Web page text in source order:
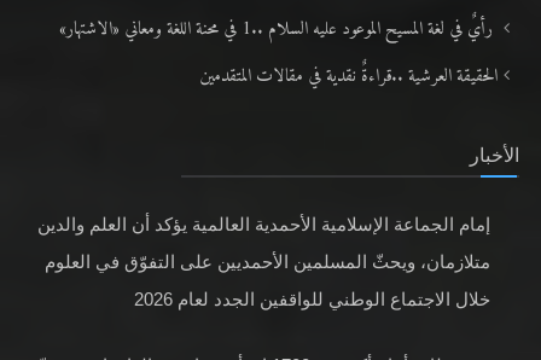
رأيٌ في لغة المسيح الموعود عليه السلام ..1 في محنة اللغة ومعاني «الاشتهار»
الحقيقة العرشية ..قراءةٌ نقدية في مقالات المتقدمين
الأخبار
إمام الجماعة الإسلامية الأحمدية العالمية يؤكد أن العلم والدين
متلازمان، ويحثّ المسلمين الأحمديين على التفوّق في العلوم
خلال الاجتماع الوطني للواقفين الجدد لعام 2026